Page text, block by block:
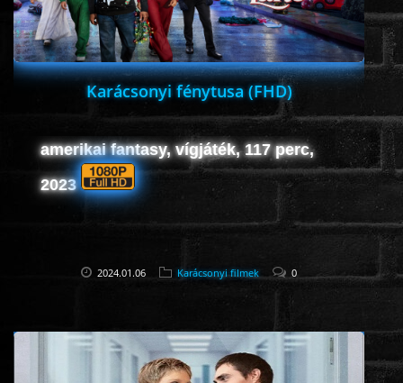
Karácsonyi fénytusa (FHD)
amerikai fantasy, vígjáték, 117 perc,
2023
2024.01.06 Karácsonyi filmek 0